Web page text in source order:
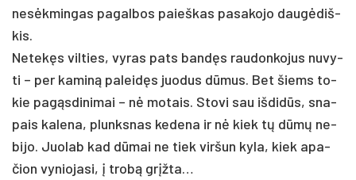
ne­sėkmin­gas pa­gal­bos paieš­kas pa­sa­ko­jo daugė­diš­
kis.
Ne­tekęs vil­ties, vy­ras pa­ts bandęs rau­don­ko­jus nu­vy­
ti – per ka­miną pa­leidęs juo­dus dūmus. Bet šiems to­
kie pa­gąsdi­ni­mai – nė mo­tais. Sto­vi sau iš­didūs, sna­
pais ka­le­na, plunks­nas ke­de­na ir nė kiek tų dūmų ne­
bi­jo. Juo­lab kad dūmai ne tiek vir­šun ky­la, kiek apa­
čion vy­nio­ja­si, į trobą grįžta…